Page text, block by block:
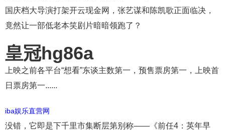
国庆档大导演打架开云现金网，张艺谋和陈凯歌正面临决，
竟然让一部低老本笑剧片暗暗领跑了？
皇冠hg86a
上映之前各平台“想看”东谈主数第一，预售票房第一，上映首
日票房第一......
iba娱乐直营网
没错，它即是下千里市集断层第别称——《前任4：英年早